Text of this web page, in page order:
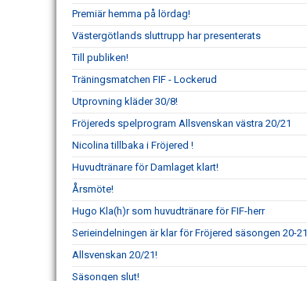
Premiär hemma på lördag!
Västergötlands sluttrupp har presenterats
Till publiken!
Träningsmatchen FIF - Lockerud
Utprovning kläder 30/8!
Fröjereds spelprogram Allsvenskan västra 20/21
Nicolina tillbaka i Fröjered !
Huvudtränare för Damlaget klart!
Årsmöte!
Hugo Kla(h)r som huvudtränare för FIF-herr
Serieindelningen är klar för Fröjered säsongen 20-21
Allsvenskan 20/21!
Säsongen slut!